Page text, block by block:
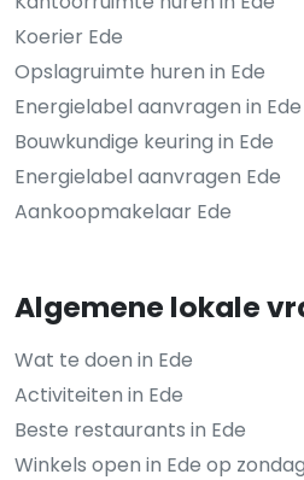
Koerier Ede
Opslagruimte huren in Ede
Energielabel aanvragen in Ede
Bouwkundige keuring in Ede
Energielabel aanvragen Ede
Aankoopmakelaar Ede
Algemene lokale
Wat te doen in Ede
Activiteiten in Ede
Beste restaurants in Ede
Winkels open in Ede op zondag